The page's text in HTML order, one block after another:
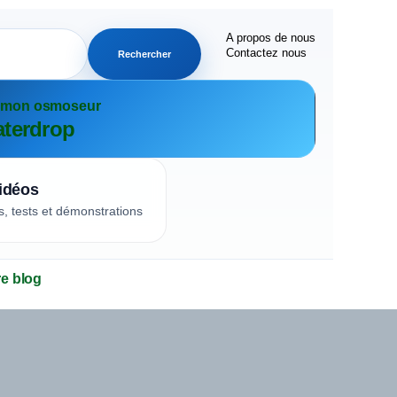
Rechercher
A propos de nous
Contactez nous
osmoseur
tests et démonstrations
blog